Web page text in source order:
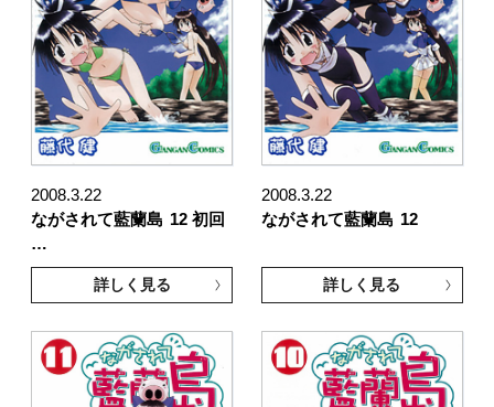
2008.3.22
ながされて藍蘭島 12 初回
…
詳しく見る
2008.3.22
ながされて藍蘭島 12
詳しく見る